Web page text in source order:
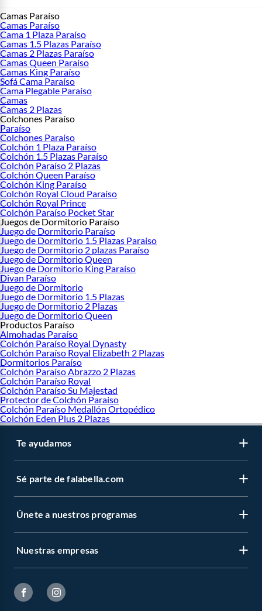
Camas Paraíso
Camas Paraíso
Cama 1 Plaza Paraíso
Camas 1.5 Plazas Paraíso
Camas 2 Plazas Paraíso
Camas Queen Paraíso
Camas King Paraíso
Sofá Cama Paraíso
Cama Plegable Paraíso
Camas
Camas 2 Plazas
Colchones Paraíso
Paraíso
Colchones Paraíso
Colchón 1 Plaza Paraíso
Colchón 1.5 Plazas Paraíso
Colchón Paraíso 2 Plazas
Colchón Queen Paraíso
Colchón King Paraíso
Colchón Royal Cloud Paraíso
Colchón Royal Prince
Colchón Paraíso Pocket Star
Juegos de Dormitorio Paraíso
Juego de Dormitorio Paraíso
Juego de Dormitorio 1.5 Plazas Paraíso
Juego de Dormitorio 2 plazas Paraíso
Juego de Dormitorio Queen
Juego de Dormitorio King Paraíso
Divan Paraíso
Juego de Dormitorio
Juego de Dormitorio 1.5 Plazas
Juego de Dormitorio 2 Plazas
Juego de Dormitorio Queen
Productos Paraíso
Almohadas Paraíso
Colchón Paraíso Royal Dynasty
Colchón Paraíso Royal Elizabeth 2 Plazas
Dormitorios Paraíso
Colchón Paraíso Abrazzo 2 Plazas
Colchón Paraíso Royal
Colchón Paraíso Su Majestad
Protector de Colchón Paraíso
Colchón Paraíso Medallón Ortopédico
Colchón Eden Plus 2 Plazas
Te ayudamos
Sé parte de falabella.com
Únete a nuestros programas
Nuestras empresas